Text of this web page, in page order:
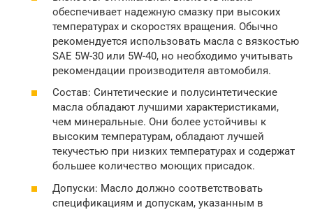
обеспечивает надежную смазку при высоких
температурах и скоростях вращения. Обычно
рекомендуется использовать масла с вязкостью
SAE 5W-30 или 5W-40, но необходимо учитывать
рекомендации производителя автомобиля.
Состав: Синтетические и полусинтетические
масла обладают лучшими характеристиками,
чем минеральные. Они более устойчивы к
высоким температурам, обладают лучшей
текучестью при низких температурах и содержат
большее количество моющих присадок.
Допуски: Масло должно соответствовать
спецификациям и допускам, указанным в